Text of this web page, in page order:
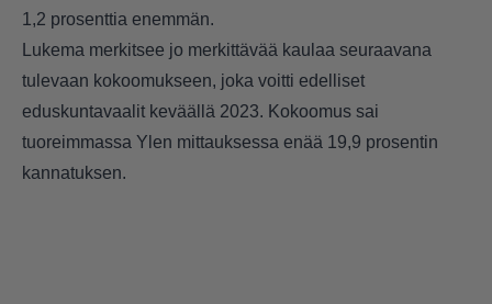
1,2 prosenttia enemmän.
Lukema merkitsee jo merkittävää kaulaa seuraavana
tulevaan kokoomukseen, joka voitti edelliset
eduskuntavaalit keväällä 2023. Kokoomus sai
tuoreimmassa Ylen mittauksessa enää 19,9 prosentin
kannatuksen.